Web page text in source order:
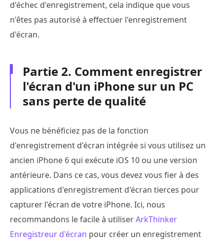
d'échec d'enregistrement, cela indique que vous
n'êtes pas autorisé à effectuer l'enregistrement
d'écran.
Partie 2. Comment enregistrer
l'écran d'un iPhone sur un PC
sans perte de qualité
Vous ne bénéficiez pas de la fonction
d'enregistrement d'écran intégrée si vous utilisez un
ancien iPhone 6 qui exécute iOS 10 ou une version
antérieure. Dans ce cas, vous devez vous fier à des
applications d'enregistrement d'écran tierces pour
capturer l'écran de votre iPhone. Ici, nous
recommandons le facile à utiliserArkThinker
Enregistreur d'écran pour créer un enregistrement